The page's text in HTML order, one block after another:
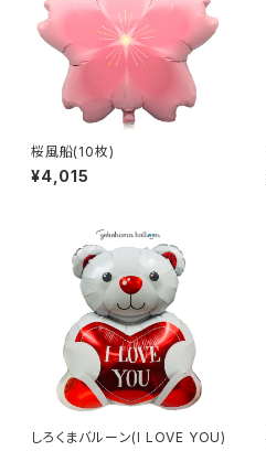
桜風船(10枚)
¥4,015
しろくまバルーン(I LOVE YOU)